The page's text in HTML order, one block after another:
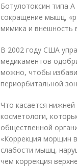
Ботулотоксин типа
сокращение мышц,
мимика и внешность
В 2002 году США
медикаментов
можно, чтобы
периорбитальной
Что касается
косметологи,
общественной
«Коррекция морщин
слабости мышц,
чем коррекция